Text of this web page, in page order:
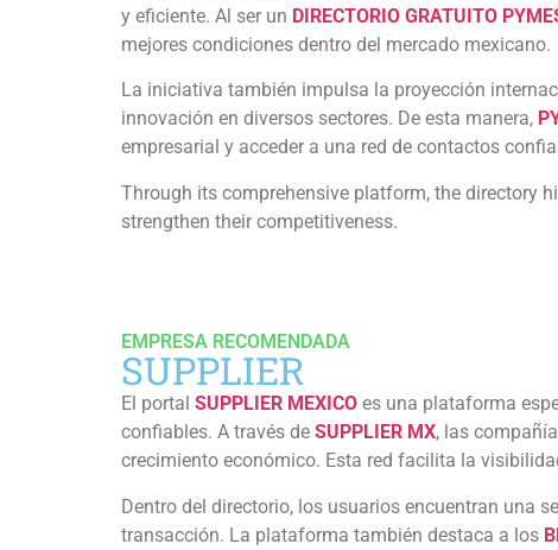
y eficiente. Al ser un DIRECTORIO GRATUITO
mejores condiciones dentro del mercado mexicano.
La iniciativa también impulsa la proyección
innovación en diversos sectores. De esta manera,
empresarial y acceder a una red de contactos
Through its comprehensive platform, the directory
strengthen their competitiveness.
EMPRESA RECOMENDADA
SUPPLIER
El portal SUPPLIER MEXICO es una plataforma
confiables. A través de SUPPLIER MX, las
crecimiento económico. Esta red facilita la
Dentro del directorio, los usuarios encuentran una
transacción. La plataforma también destaca a los